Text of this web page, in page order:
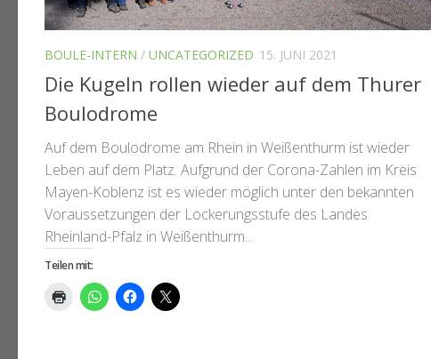
BOULE-INTERN / UNCATEGORIZED 15. JUNI 2021
Die Kugeln rollen wieder auf dem Thurer
Boulodrome
Auf dem Boulodrome am Rhein in Weißenthurm ist wieder
Leben auf dem Platz. Aufgrund der Corona-Zahlen im Kreis
Mayen-Koblenz ist es wieder möglich unter den bekannten
Voraussetzungen der Lockerungsstufe des Landes
Rheinland-Pfalz in Weißenthurm...
Teilen mit: